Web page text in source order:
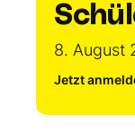
8. August
Jetzt